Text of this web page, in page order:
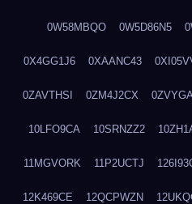
0W58MBQO 0W5D86N5
0X4GG1J6 0XAANC43
0ZAVTHSI 0ZM4J2CX
10LFO9CA 10SRNZZ2
11MGVORK 11P2UCTJ
12K469CE 12QCPWZN